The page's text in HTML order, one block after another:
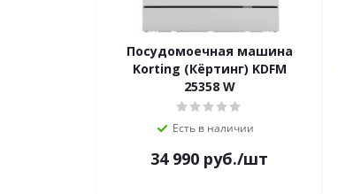
Посудомоечная машина
Korting (Кёртинг) KDFM
25358 W
Есть в наличии
34 990 руб./шт